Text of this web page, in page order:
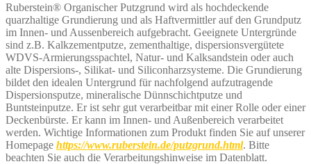
Ruberstein® Organischer Putzgrund wird als hochdeckende
quarzhaltige Grundierung und als Haftvermittler auf den Grundputz
im Innen- und Aussenbereich aufgebracht. Geeignete Untergründe
sind z.B. Kalkzementputze, zementhaltige, dispersionsvergütete
WDVS-Armierungsspachtel, Natur- und Kalksandstein oder auch
alte Dispersions-, Silikat- und Siliconharzsysteme. Die Grundierung
bildet den idealen Untergrund für nachfolgend aufzutragende
Dispersionsputze, mineralische Dünnschichtputze und
Buntsteinputze. Er ist sehr gut verarbeitbar mit einer Rolle oder einer
Deckenbürste. Er kann im Innen- und Außenbereich verarbeitet
werden. Wichtige Informationen zum Produkt finden Sie auf unserer
Homepage https://www.ruberstein.de/putzgrund.html. Bitte
beachten Sie auch die Verarbeitungshinweise im Datenblatt.